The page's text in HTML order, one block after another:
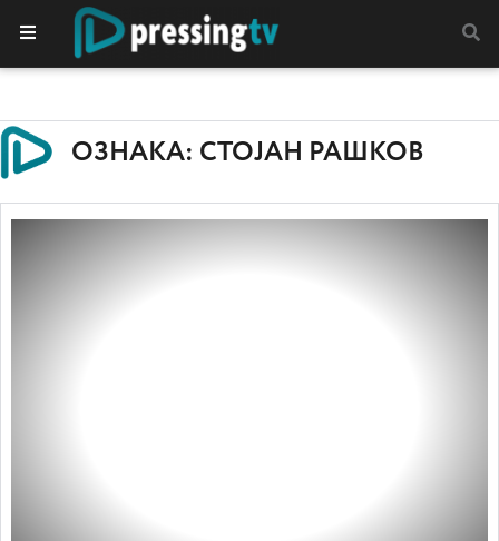
ОЗНАКА: СТОЈАН РАШКОВ